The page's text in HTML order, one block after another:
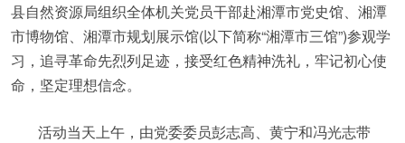
县自然资源局组织全体机关党员干部赴湘潭市党史馆、湘潭
市博物馆、湘潭市规划展示馆(以下简称“湘潭市三馆”)参观学
习，追寻革命先烈列足迹，接受红色精神洗礼，牢记初心使
命，坚定理想信念。
活动当天上午，由党委委员彭志高、黄宁和冯光志带